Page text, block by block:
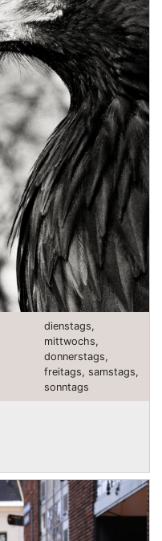
dienstags,
mittwochs,
donnerstags,
freitags, samstags,
sonntags